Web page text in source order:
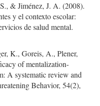
& Jiménez, J. A. (2008).
y el contexto escolar:
de salud mental.
K., Goreis, A., Plener,
of mentalization-
A systematic review and
Behavior, 54(2),